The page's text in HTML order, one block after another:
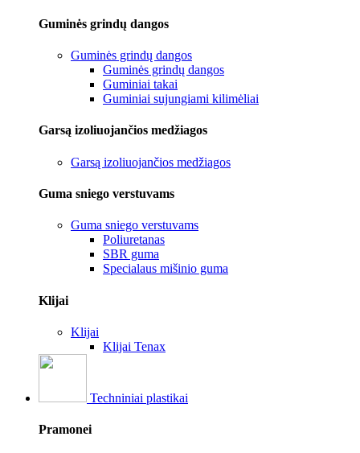
Guminės grindų dangos
Guminės grindų dangos
Guminės grindų dangos
Guminiai takai
Guminiai sujungiami kilimėliai
Garsą izoliuojančios medžiagos
Garsą izoliuojančios medžiagos
Guma sniego verstuvams
Guma sniego verstuvams
Poliuretanas
SBR guma
Specialaus mišinio guma
Klijai
Klijai
Klijai Tenax
Techniniai plastikai
Pramonei